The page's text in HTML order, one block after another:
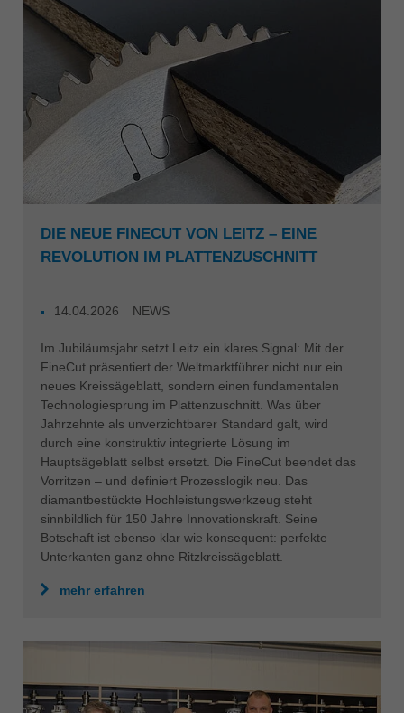
DIE NEUE FINECUT VON LEITZ – EINE
REVOLUTION IM PLATTENZUSCHNITT
14.04.2026 NEWS
Im Jubiläumsjahr setzt Leitz ein klares Signal: Mit der
FineCut präsentiert der Weltmarktführer nicht nur ein
neues Kreissägeblatt, sondern einen fundamentalen
Technologiesprung im Plattenzuschnitt. Was über
Jahrzehnte als unverzichtbarer Standard galt, wird
durch eine konstruktiv integrierte Lösung im
Hauptsägeblatt selbst ersetzt. Die FineCut beendet das
Vorritzen – und definiert Prozesslogik neu. Das
diamantbestückte Hochleistungswerkzeug steht
sinnbildlich für 150 Jahre Innovationskraft. Seine
Botschaft ist ebenso klar wie konsequent: perfekte
Unterkanten ganz ohne Ritzkreissägeblatt.
mehr erfahren